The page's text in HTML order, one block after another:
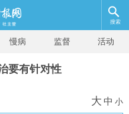
搜索
慢病 监督 活动
要有针对性
大 中 小